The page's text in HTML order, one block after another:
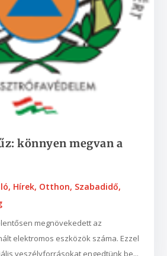
könnyen megvan a
, Hírek, Otthon, Szabadidő,
megnövekedett az
elektromos eszközök száma. Ezzel
veszélyforrásokat engedtünk be...